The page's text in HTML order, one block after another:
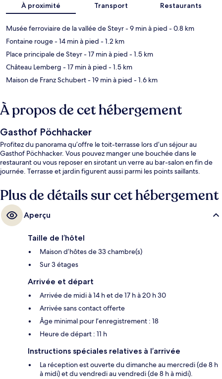
À proximité Transport Restaurants
Musée ferroviaire de la vallée de Steyr- 9 min à pied - 0.8 km
Fontaine rouge- 14 min à pied - 1.2 km
Place principale de Steyr- 17 min à pied - 1.5 km
Château Lemberg - 17 min à pied - 1.5 km
Maison de Franz Schubert- 19 min à pied - 1.6 km
À propos de cet hébergement
Gasthof Pöchhacker
Profitez du panorama qu’offre le toit-terrasse lors d’un séjour au
Gasthof Pöchhacker. Vous pouvez manger une bouchée dans le
restaurant ou vous reposer en sirotant un verre au bar-salon en fin de
journée. Terrasse et jardin figurent aussi parmi les points saillants.
Plus de détails sur cet hébergement
Aperçu
Taille de l’hôtel
Maison d’hôtes de 33 chambre(s)
Sur 3 étages
Arrivée et départ
Arrivée de midi à 14 h et de 17 h à 20 h 30
Arrivée sans contact offerte
Âge minimal pour l’enregistrement : 18
Heure de départ : 11 h
Instructions spéciales relatives à l’arrivée
La réception est ouverte du dimanche au mercredi (de 8 h
à midi) et du vendredi au vendredi (de 8 h à midi).